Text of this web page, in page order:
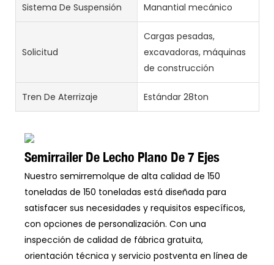
Sistema De Suspensión Manantial mecánico
Solicitud
Cargas pesadas,
excavadoras, máquinas
de construcción
Tren De Aterrizaje Estándar 28ton
Semirrailer De Lecho Plano De 7 Ejes
Nuestro semirremolque de alta calidad de 150
toneladas de 150 toneladas está diseñada para
satisfacer sus necesidades y requisitos específicos,
con opciones de personalización. Con una
inspección de calidad de fábrica gratuita,
orientación técnica y servicio postventa en línea de